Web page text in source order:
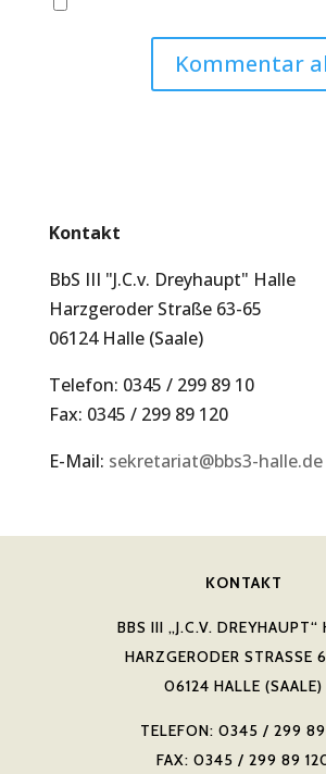
Kontakt
BbS III "J.C.v. Dreyhaupt" Halle
Harzgeroder Straße 63-65
06124 Halle (Saale)
Telefon: 0345 / 299 89 10
Fax: 0345 / 299 89 120
E-Mail: sekretariat@bbs3-halle.de
KONTAKT
BBS III „J.C.V. DREYHAUPT“
HARZGERODER STRASSE
06124 HALLE (SAALE)
TELEFON: 0345 / 299
FAX: 0345 / 299 89